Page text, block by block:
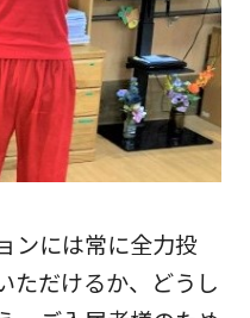
ンには常に全力投
ただけるか、どうし